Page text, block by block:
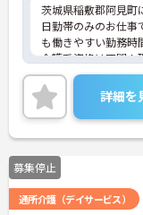
茨城県稲敷郡阿見町
日勤帯のみのお仕事
も働きやすい勤務時
介護系資格は不問！
いくことができます
ご興味をお持ちの方
い。
詳細を
募集停止
通所介護（デイサービス）